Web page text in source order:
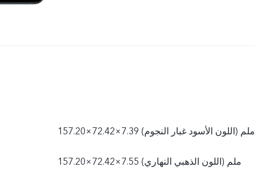
157.20×72.42×7.39 ملم (اللون الأسود غبار النجوم)
157.20×72.42×7.55 ملم (اللون الذهبي النهاري)